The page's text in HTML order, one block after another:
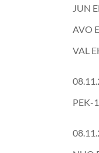
JUN
AVO
VAL
PEK-